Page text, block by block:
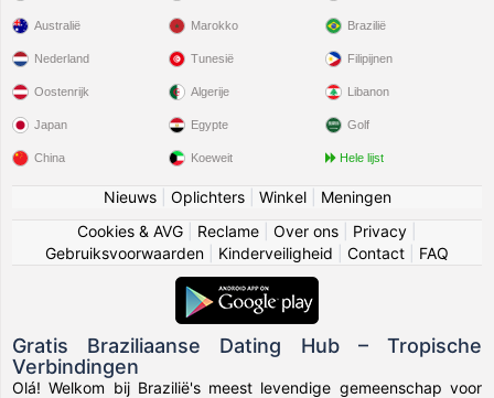
Australië
Nederland
Oostenrijk
Japan
China
Marokko
Tunesië
Algerije
Egypte
Koeweit
Brazilië
Filipijnen
Libanon
Golf
Hele lijst
Nieuws| Oplichters| Winkel| Meningen
Cookies & AVG
Reclame Over ons Privacy
Gebruiksvoorwaarden
Kinderveiligheid Contact FAQ
Gratis Braziliaanse Dating Hub – Tropische
Verbindingen
Olá! Welkom bij Brazilië's meest levendige gemeenschap voor